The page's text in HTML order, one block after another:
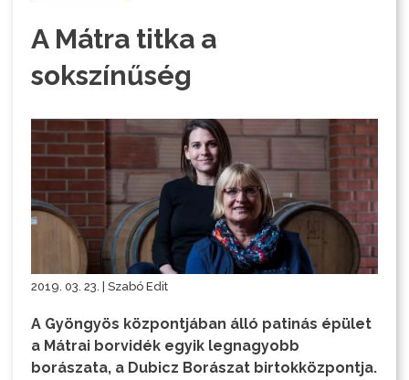
A Mátra titka a
sokszínűség
2019. 03. 23. | Szabó Edit
A Gyöngyös központjában álló patinás épület
a Mátrai borvidék egyik legnagyobb
borászata, a Dubicz Borászat birtokközpontja.